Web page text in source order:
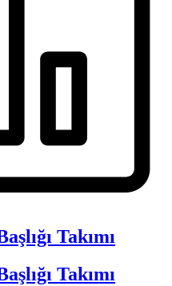
Takımı
Takımı